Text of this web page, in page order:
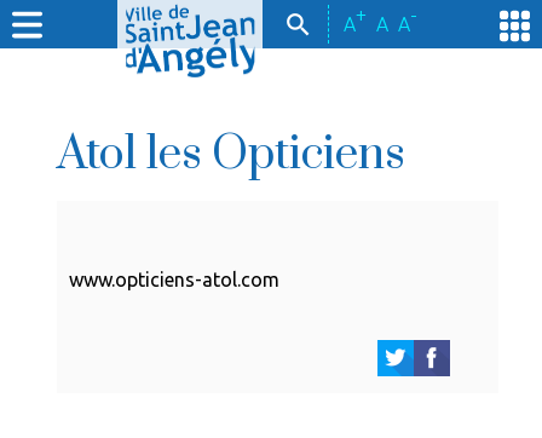
A+ A A-
Atol les Opticiens
www.opticiens-atol.com